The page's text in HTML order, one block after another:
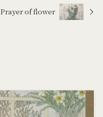
Prayer of flower